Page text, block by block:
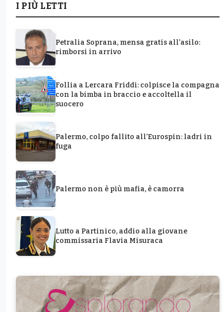
I PIÙ LETTI
Petralia Soprana, mensa gratis all’asilo:
rimborsi in arrivo
Follia a Lercara Friddi: colpisce la compagna
con la bimba in braccio e accoltella il
suocero
Palermo, colpo fallito all’Eurospin: ladri in
fuga
Palermo non è più mafia, è camorra
Lutto a Partinico, addio alla giovane
commissaria Flavia Misuraca